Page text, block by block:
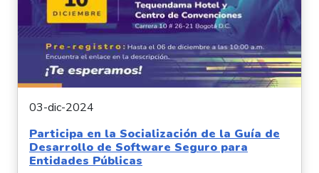
03-dic-2024
Participa en la Socialización de la Guía de
Desarrollo de Software Seguro para
Entidades Públicas